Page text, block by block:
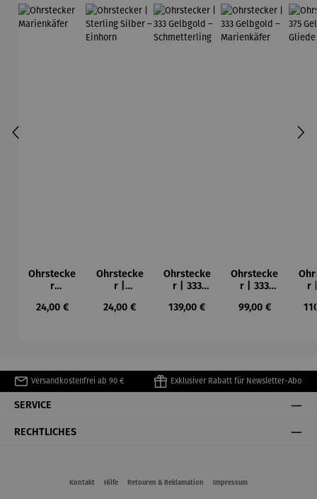
Ohrstecke
r
er
Regulärer Preis:
24,00 €
Ohrstecke
r |
Silber –
Regulärer Preis:
24,00 €
Ohrstecke
r | 333
Schmetter
Regulärer Preis:
139,00 €
Ohrstecke
r | 333
Marienkäf
Regulärer Preis:
99,00 €
r
Versandkostenfrei ab 90 € Exklusiver Rabatt für Newsletter-Abo
SERVICE
RECHTLICHES
Kontakt Hilfe Retouren & Reklamation Impressum